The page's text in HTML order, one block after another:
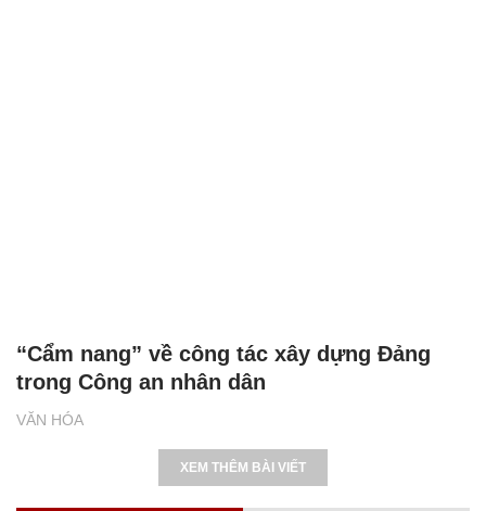
VĂN HÓA
“Cẩm nang” về công tác xây dựng Đảng
trong Công an nhân dân
XEM THÊM BÀI VIẾT